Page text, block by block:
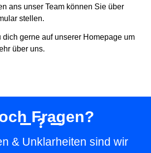
ans unser Team können Sie über
stellen.
dich gerne auf unserer Homepage um
über uns.
Fragen?
& Unklarheiten sind wir